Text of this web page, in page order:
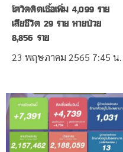
โควิดติดเชื้อเพิ่ม 4,099 ราย
เสียชีวิต 29 ราย หายป่วย
8,856 ราย
23 พฤษภาคม 2565 7:45 น.